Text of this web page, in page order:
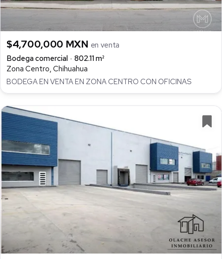
$4,700,000 MXN en venta
Bodega comercial
802.11 m²
Zona Centro, Chihuahua
BODEGA EN VENTA EN ZONA CENTRO CON OFICINAS